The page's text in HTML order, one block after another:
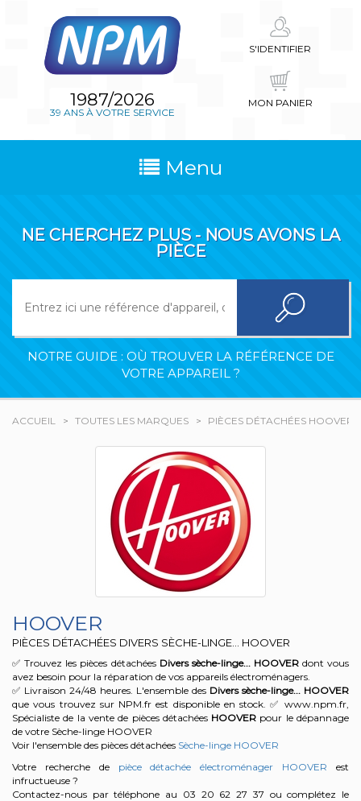
1987/2026
39 ANS À VOTRE SERVICE
S'IDENTIFIER
MON PANIER
Menu
NE CHERCHEZ PLUS - NOUS AVONS LA
PIÈCE
NOTRE GUIDE : OÙ TROUVER LA RÉFÉRENCE DE
VOTRE APPAREIL ?
ACCUEIL TOUTES LES MARQUES PIÈCES DÉTACHÉES HOOVER
HOOVER
PIÈCES DÉTACHÉES DIVERS SÈCHE-LINGE... HOOVER
✅ Trouvez les pièces détachées Divers sèche-linge... HOOVERdont vous
avez besoin pour la réparation de vos appareils électroménagers.
✅ Livraison 24/48 heures. L'ensemble des Divers sèche-linge... HOOVER
que vous trouvez sur NPM.fr est disponible en stock. ✅ www.npm.fr,
Spécialiste de la vente de pièces détachées HOOVER pour le dépannage
de votre Sèche-linge HOOVER
Voir l'ensemble des pièces détachées Sèche-linge HOOVER
Votre recherche de pièce détachée électroménager HOOVER est
infructueuse ?
Contactez-nous par téléphone au 03 20 62 27 37 ou complétez le